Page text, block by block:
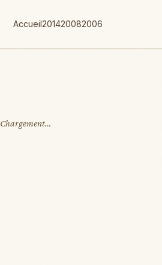
Accueil201420082006
Chargement…